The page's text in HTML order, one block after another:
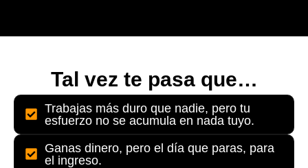
Tal vez te pasa que…
Trabajas más duro que nadie, pero tu
esfuerzo no se acumula en nada tuyo.
Ganas dinero, pero el día que paras, para
el ingreso.